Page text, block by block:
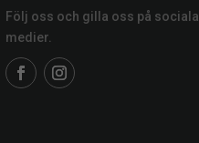
Följ oss och gilla oss på sociala
medier.